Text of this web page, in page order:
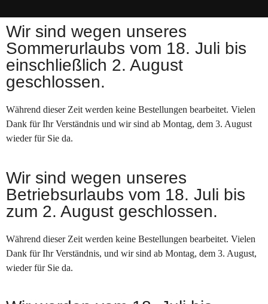
Wir sind wegen unseres
Sommerurlaubs vom 18. Juli bis
einschließlich 2. August
geschlossen.
Während dieser Zeit werden keine Bestellungen bearbeitet. Vielen
Dank für Ihr Verständnis und wir sind ab Montag, dem 3. August
wieder für Sie da.
Wir sind wegen unseres
Betriebsurlaubs vom 18. Juli bis
zum 2. August geschlossen.
Während dieser Zeit werden keine Bestellungen bearbeitet. Vielen
Dank für Ihr Verständnis, und wir sind ab Montag, dem 3. August,
wieder für Sie da.